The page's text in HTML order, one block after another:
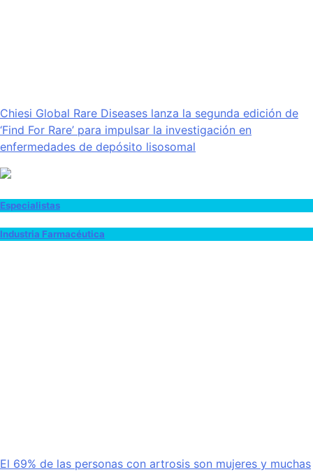
Chiesi Global Rare Diseases lanza la segunda edición de
‘Find For Rare’ para impulsar la investigación en
enfermedades de depósito lisosomal
Especialistas
Industria Farmacéutica
El 69% de las personas con artrosis son mujeres y muchas